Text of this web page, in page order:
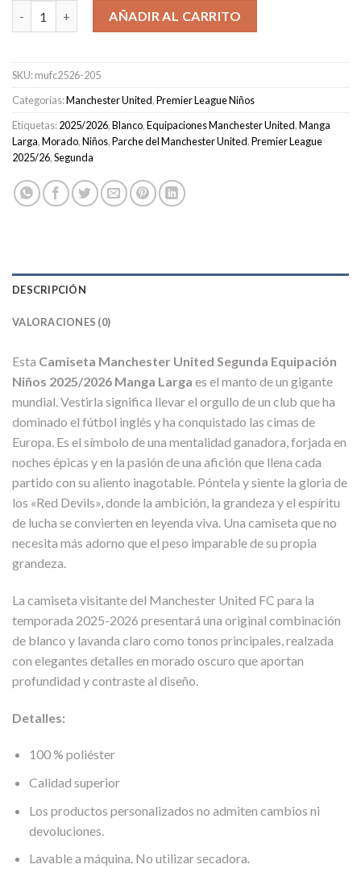
Camiseta Manchester United Segunda Equipación Niños 2025/
AÑADIR AL CARRITO
SKU:mufc2526-205
Categorías:Manchester United,Premier League Niños
Etiquetas:2025/2026,Blanco,Equipaciones Manchester United,Manga
Larga,Morado,Niños,Parche del Manchester United,Premier League
2025/26,Segunda
DESCRIPCIÓN
VALORACIONES (0)
Esta Camiseta Manchester United Segunda Equipación
Niños 2025/2026 Manga Larga es el manto de un gigante
mundial. Vestirla significa llevar el orgullo de un club que ha
dominado el fútbol inglés y ha conquistado las cimas de
Europa. Es el símbolo de una mentalidad ganadora, forjada en
noches épicas y en la pasión de una afición que llena cada
partido con su aliento inagotable. Póntela y siente la gloria de
los «Red Devils», donde la ambición, la grandeza y el espíritu
de lucha se convierten en leyenda viva. Una camiseta que no
necesita más adorno que el peso imparable de su propia
grandeza.
La camiseta visitante del Manchester United FC para la
temporada 2025-2026 presentará una original combinación
de blanco y lavanda claro como tonos principales, realzada
con elegantes detalles en morado oscuro que aportan
profundidad y contraste al diseño.
Detalles:
100 % poliéster
Calidad superior
Los productos personalizados no admiten cambios ni
devoluciones.
Lavable a máquina. No utilizar secadora.